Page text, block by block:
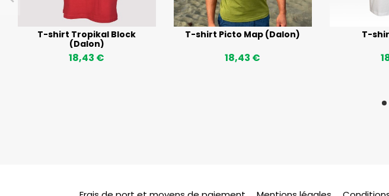
T-shirt Tropikal Block
(Dalon)
18,43 €
T-shirt Picto Map (Dalon)
18,43 €
T-